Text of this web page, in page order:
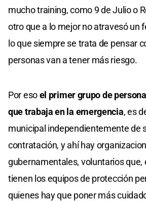
mucho training, como 9 de Julio o
otro que a lo mejor no atravesó un
lo que siempre se trata de pensar
personas van a tener más riesgo.
Por esoel primer grupo de
que trabaja en la emergencia, es
municipal independientemente de
contratación, y ahí hay
gubernamentales, voluntarios que,
tienen los equipos de protección
quienes hay que poner más